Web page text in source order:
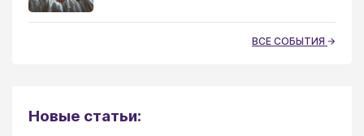
ВСЕ СОБЫТИЯ
Новые статьи: